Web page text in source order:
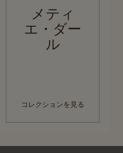
メティ
エ・ダー
ル
コレクションを見る